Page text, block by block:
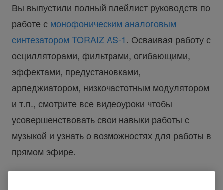
Вы выпустили полный плейлист руководств по
работе с монофоническим аналоговым
синтезатором TORAIZ AS-1. Осваивая работу с
осцилляторами, фильтрами, огибающими,
эффектами, предустановками,
арпеджиатором, низкочастотным модулятором
и т.п., смотрите все видеоуроки чтобы
усовершенствовать свои навыки работы с
музыкой и узнать о возможностях для работы в
прямом эфире.